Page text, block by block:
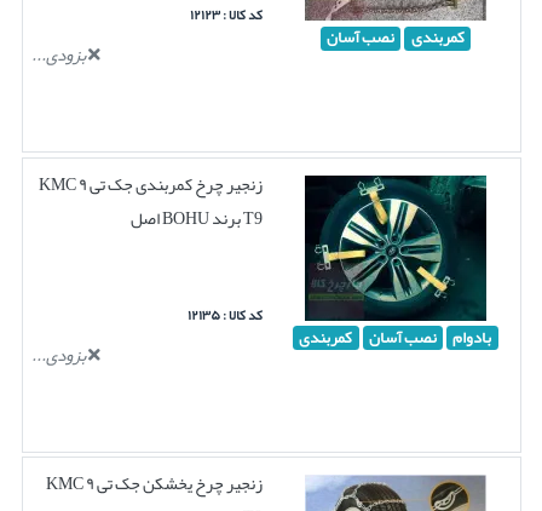
کمربندی نصب آسان
کد کالا : ۱۲۱۲۳
بزودی...
بادوام نصب آسان کمربندی
زنجیر چرخ کمربندی جک تی ۹ KMC
T9 برند BOHU اصل
کد کالا : ۱۲۱۳۵
بزودی...
زنجیر چرخ یخشکن جک تی ۹ KMC